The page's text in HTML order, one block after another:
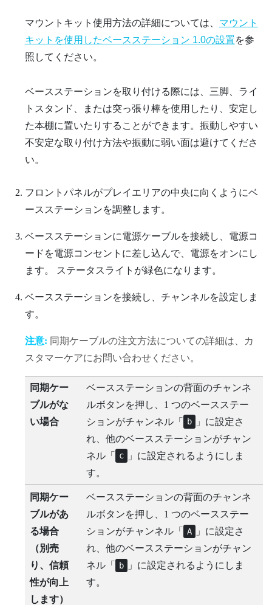
マウントキット使用方法の詳細については、 マウント
キットを使用したベースステーション 1.0の設置を参
照してください。
ベースステーションを取り付ける際には、三脚、ライ
トスタンド、または突っ張り棒を使用したり、安定し
た本棚に置いたりすることができます。振動しやすい
不安定な取り付け方法や振動に弱い面は避けてくださ
い。
フロントパネルがプレイエリアの中央に向くようにベ
ースステーションを調整します。
ベースステーションに電源ケーブルを接続し、電源コ
ードを電源コンセントに差し込んで、電源をオンにし
ます。
ステータスライトが緑色になります。
ベースステーションを接続し、チャンネルを設定しま
す。
注意: 同期ケーブルの注文方法についての詳細は、カ
スタマーケアにお問い合わせください。
同期ケー
ブルがな
い場合
ベースステーションの背面のチャンネ
ルボタンを押し、1 つのベースステー
ションがチャンネル「
b
」に設定さ
れ、他のベースステーションがチャン
ネル「
c
」に設定されるようにしま
す。
同期ケー
ブルがあ
る場合
（別売
り、信頼
性が向上
します）
ベースステーションの背面のチャンネ
ルボタンを押し、1 つのベースステー
ションがチャンネル「
A
」に設定さ
れ、他のベースステーションがチャン
ネル「
b
」に設定されるようにしま
す。